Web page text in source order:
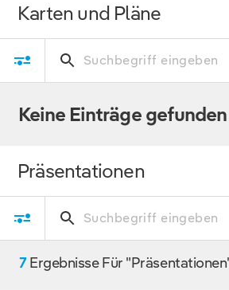
Karten und Pläne
Keine Einträge gefunden
Präsentationen
7Ergebnisse Für